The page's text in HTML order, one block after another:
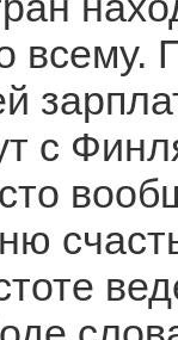
всему.
с